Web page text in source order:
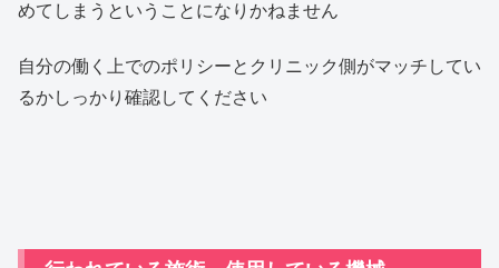
めてしまうということになりかねません
自分の働く上でのポリシーとクリニック側がマッチしてい
るかしっかり確認してください